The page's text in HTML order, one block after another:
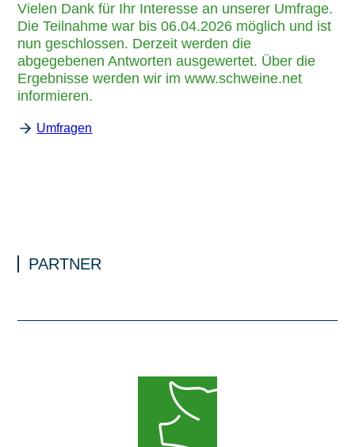
Vielen Dank für Ihr Interesse an unserer Umfrage.
Die Teilnahme war bis 06.04.2026 möglich und ist
nun geschlossen. Derzeit werden die
abgegebenen Antworten ausgewertet. Über die
Ergebnisse werden wir im www.schweine.net
informieren.
Umfragen
PARTNER